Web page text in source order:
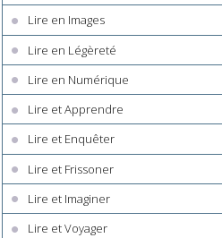
Lire en Images
Lire en Légèreté
Lire en Numérique
Lire et Apprendre
Lire et Enquêter
Lire et Frissoner
Lire et Imaginer
Lire et Voyager